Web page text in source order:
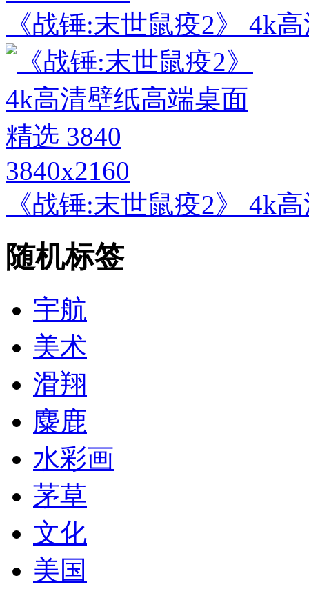
《战锤:末世鼠疫2》 4k
3840x2160
《战锤:末世鼠疫2》 4k
随机标签
宇航
美术
滑翔
麋鹿
水彩画
茅草
文化
美国